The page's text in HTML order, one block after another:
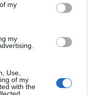
my
my
Use,
of my
with the
Summit
Αττικής
έναν σημαντικό